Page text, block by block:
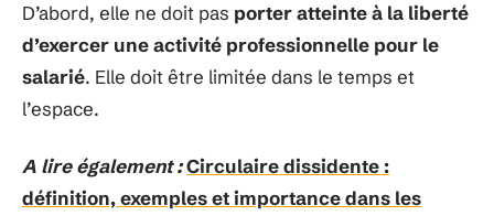
D’abord, elle ne doit pas porter atteinte à la liberté
d’exercer une activité professionnelle pour le
salarié. Elle doit être limitée dans le temps et
l’espace.
A lire également :Circulaire dissidente :
définition, exemples et importance dans les